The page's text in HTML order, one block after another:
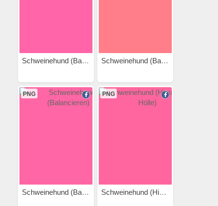
Schweinehund (Balancieren 3) Schweinehund (Balancieren 2)
PNG
Schweinehund (Balancieren)
PNG
Schweinehund (Himmel und...